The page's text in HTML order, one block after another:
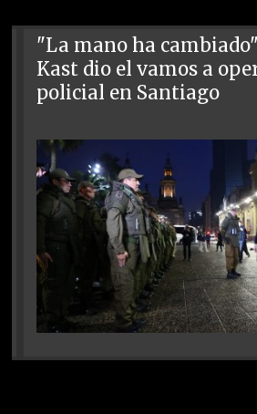
"La mano ha
Kast dio el vamos a
policial en Santiago